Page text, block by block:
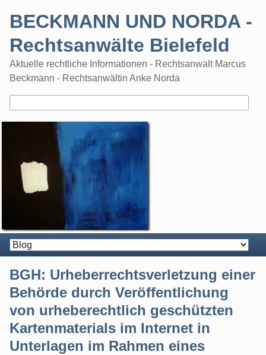
BECKMANN UND NORDA -
Rechtsanwälte Bielefeld
Aktuelle rechtliche Informationen - Rechtsanwalt Marcus
Beckmann - Rechtsanwältin Anke Norda
BGH: Urheberrechtsverletzung einer
Behörde durch Veröffentlichung
von urheberechtlich geschützten
Kartenmaterials im Internet in
Unterlagen im Rahmen eines